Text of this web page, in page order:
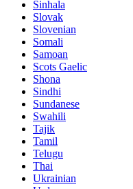
Sinhala
Slovak
Slovenian
Somali
Samoan
Scots Gaelic
Shona
Sindhi
Sundanese
Swahili
Tajik
Tamil
Telugu
Thai
Ukrainian